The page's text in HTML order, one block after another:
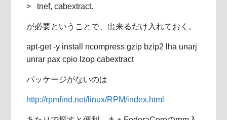
> tnef, cabextract.
が必要ということで、出来るだけ入れておく。
apt-get -y install ncompress gzip bzip2 lha unarj
unrar pax cpio lzop cabextract
パッケージがないのは
http://rpmfind.net/linux/RPM/index.html